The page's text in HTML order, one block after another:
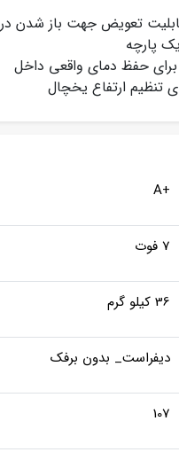
تعویض جهت باز شدن
پارچه
برای حفظ دمای واقعی داخل
تنظیم ارتفاع یخچال
+A
7 فوت
36 کیلو گرم
دیفراست_ بدون برفک
107